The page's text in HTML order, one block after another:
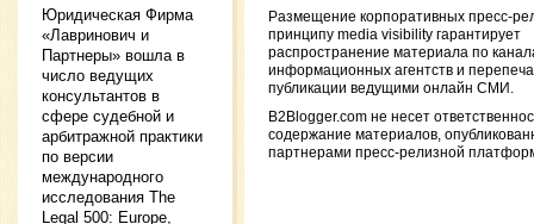
Юридическая Фирма
«Лавринович и
Партнеры» вошла в
число ведущих
консультантов в
сфере судебной и
арбитражной практики
по версии
международного
исследования The
Legal 500: Europe,
Размещение корпоративных пресс-
принципу media visibility гарантирует
распространение материала по
информационных агентств и
публикации ведущими онлайн СМИ.
B2Blogger.com не несет
содержание материалов,
партнерами пресс-релизной